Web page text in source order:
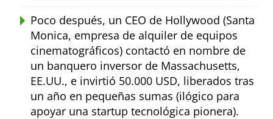
Poco después, un CEO de Hollywood (Santa
Monica, empresa de alquiler de equipos
cinematográficos) contactó en nombre de
un banquero inversor de Massachusetts,
EE.UU., e invirtió 50.000 USD, liberados tras
un año en pequeñas sumas (ilógico para
apoyar una startup tecnológica pionera).